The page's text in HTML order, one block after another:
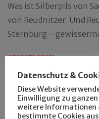
Was ist Silberpils von
von Reudnitzer. Und
Sternburg –
WEITERLESEN
Datenschutz &
Diese Website
Einwilligung zu
weitere Informationen
bestimmte Cookies